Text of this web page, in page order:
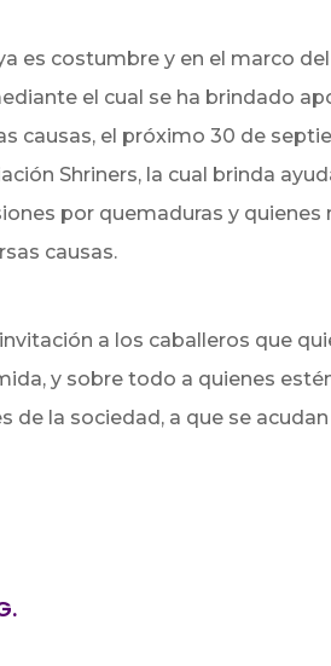
es costumbre y en el marco
el cual se ha brindado
causas, el próximo 30 de
Shriners, la cual brinda
por quemaduras y quienes
causas.
a los caballeros que
y sobre todo a quienes
de la sociedad, a que se